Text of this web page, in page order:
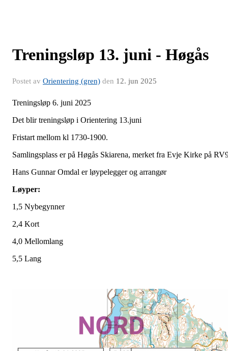
Treningsløp 13. juni - Høgås
Postet av Orientering (gren) den 12. jun 2025
Treningsløp 6. juni 2025
Det blir treningsløp i Orientering 13.juni
Fristart mellom kl 1730-1900.
Samlingsplass er på Høgås Skiarena, merket fra Evje Kirke på
Hans Gunnar Omdal er løypelegger og arrangør
Løyper:
1,5 Nybegynner
2,4 Kort
4,0 Mellomlang
5,5 Lang